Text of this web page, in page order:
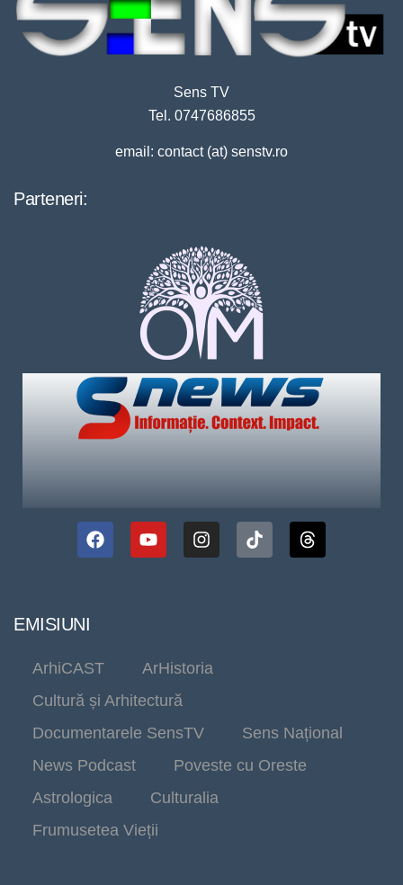
Sens TV
Tel. 0747686855
email: contact (at) senstv.ro
Parteneri:
EMISIUNI
ArhiCAST
ArHistoria
Cultură și Arhitectură
Documentarele SensTV
Sens Național
News Podcast
Poveste cu Oreste
Astrologica
Culturalia
Frumusetea Vieții